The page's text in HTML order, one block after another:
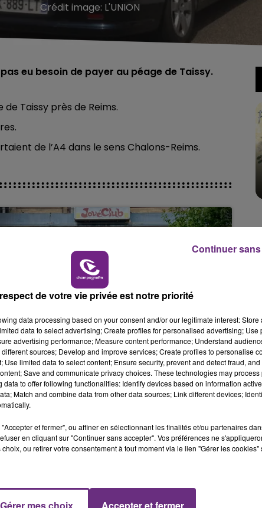
Crédit image: L'UNION
eu besoin de payer au péage de Taissy.
Taissy près de Reims.
de l’A4 dans le sens Chalons-Reims.
PORTES
l'une des institutions du centre-ville
Le magasin JouéClub est contraint de
ses portes.
de votre vie privée est notre priorité
data processing based on your consent and/or our legitimate interest: Store
data to select advertising; Create profiles for personalised advertising; Use
advertising performance; Measure content performance; Understand
sources; Develop and improve services; Create profiles to personalise
limited data to select content; Ensure security, prevent and detect fraud, and
Save and communicate privacy choices. These technologies may process
to offer following functionalities: Identify devices based on information
Match and combine data from other data sources; Link different devices;
et fermer", ou affiner en sélectionnant les finalités et/ou partenaires
en cliquant sur "Continuer sans accepter". Vos préférences ne
ou retirer votre consentement à tout moment via le lien "Gérer les cookies"
Continuer